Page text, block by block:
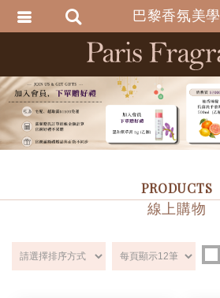
PRODUCTS
線上購物
巴黎香氛美學
會員登入
會員註冊
忘記密碼
訂單查詢
匯款通知
繁體中文